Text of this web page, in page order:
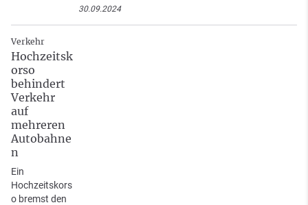
30.09.2024
Verkehr
Hochzeitsk
orso
behindert
Verkehr
auf
mehreren
Autobahne
n
Ein
Hochzeitskors
o bremst den